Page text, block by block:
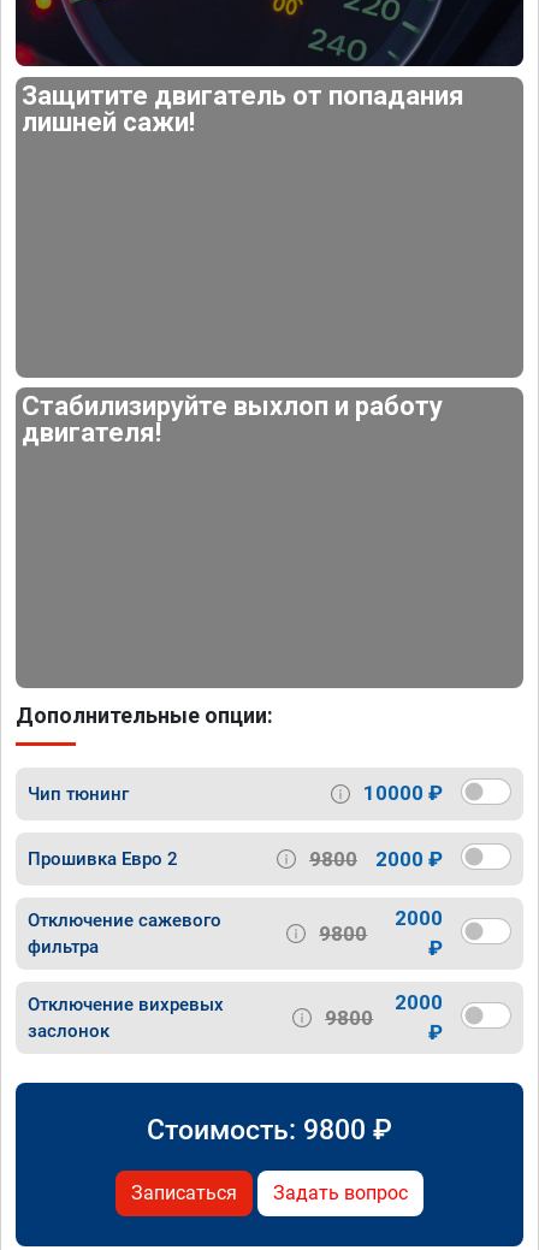
Защитите двигатель от попадания
лишней сажи!
Стабилизируйте выхлоп и работу
двигателя!
Дополнительные опции:
Чип тюнинг 10000 ₽
Прошивка Евро 2 9800 2000 ₽
Отключение сажевого
фильтра
9800
2000
₽
Отключение вихревых
заслонок
9800
2000
₽
Стоимость: 9800 ₽
Записаться Задать вопрос